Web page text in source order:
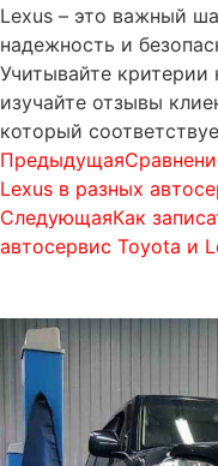
Lexus – это важный
надежность и
Учитывайте критерии
изучайте отзывы
который
Предыдущая
Lexus в разных
СледующаяКак
автосервис Toyota и